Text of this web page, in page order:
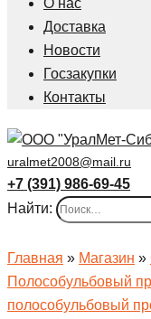
О нас
Доставка
Новости
Госзакупки
Контакты
uralmet2008@mail.ru
+7 (391) 986-69-45
Найти:
Главная » Магазин »
Полособульбовый
полособульбовый